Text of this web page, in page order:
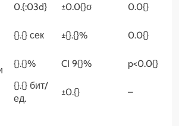
0.{:03d} ±0.0{}σ
0.0{}
{}.{} сек ±{}.{}%
0.0{}
{}.{}% CI 9{}%
p<0.0{}
{}.{} бит/
ед.
±0.{} –